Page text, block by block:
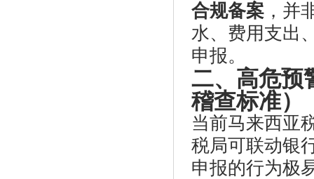
合规备案 ，并
水、费用支出
申报。
二、高危预
稽查标准）
当前马来西亚
税局可联动银
申报的行为极